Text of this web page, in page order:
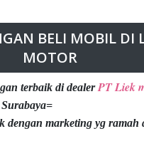
BELI MOBIL DI
MOTOR
terbaik di dealerPT Liek
dengan marketing yg ramah